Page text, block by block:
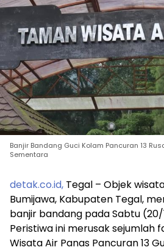
Banjir Bandang Guci Kolam Pancuran 13
Sementara
detak.co.id, Tegal – Objek
Bumijawa, Kabupaten Tegal,
banjir bandang pada Sabtu
Peristiwa ini merusak sejumlah
Wisata Air Panas Pancuran 13